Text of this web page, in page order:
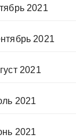
2021
2021
2021
2021
2021